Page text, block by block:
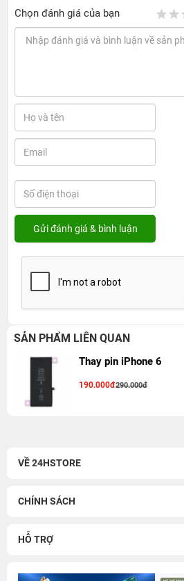
Chọn đánh giá của bạn
SẢN PHẨM LIÊN QUAN
Thay pin iPhone 6
190.000đ290.000đ
VỀ 24HSTORE
CHÍNH SÁCH
HỖ TRỢ